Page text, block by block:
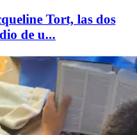
Tort, las dos
de u...